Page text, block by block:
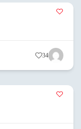
34